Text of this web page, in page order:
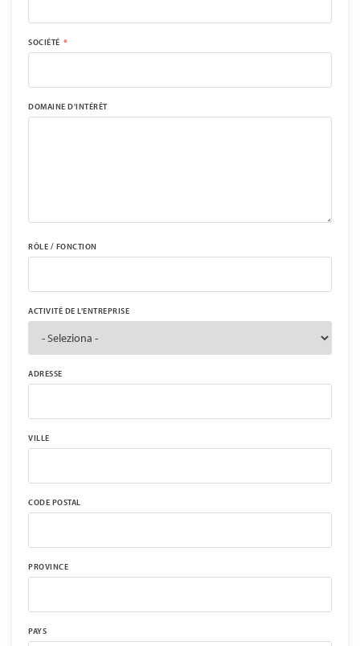
SOCIÉTÉ
DOMAINE D'INTÉRÊT
RÔLE / FONCTION
ACTIVITÉ DE L'ENTREPRISE
ADRESSE
VILLE
CODE POSTAL
PROVINCE
PAYS